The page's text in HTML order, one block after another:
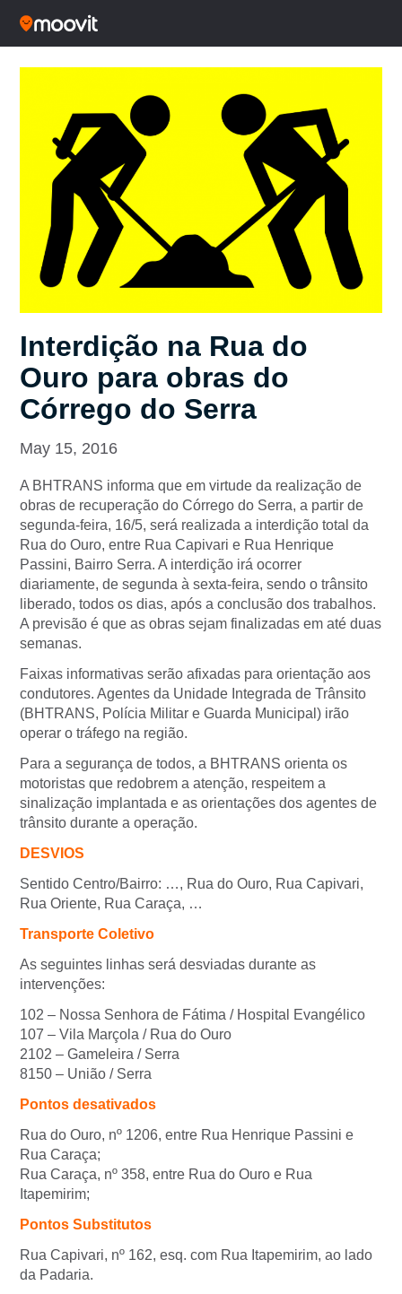
Interdição na Rua do
Ouro para obras do
Córrego do Serra
May 15, 2016
A BHTRANS informa que em virtude da realização de
obras de recuperação do Córrego do Serra, a partir de
segunda-feira, 16/5, será realizada a interdição total da
Rua do Ouro, entre Rua Capivari e Rua Henrique
Passini, Bairro Serra. A interdição irá ocorrer
diariamente, de segunda à sexta-feira, sendo o trânsito
liberado, todos os dias, após a conclusão dos trabalhos.
A previsão é que as obras sejam finalizadas em até duas
semanas.
Faixas informativas serão afixadas para orientação aos
condutores. Agentes da Unidade Integrada de Trânsito
(BHTRANS, Polícia Militar e Guarda Municipal) irão
operar o tráfego na região.
Para a segurança de todos, a BHTRANS orienta os
motoristas que redobrem a atenção, respeitem a
sinalização implantada e as orientações dos agentes de
trânsito durante a operação.
DESVIOS
Sentido Centro/Bairro: …, Rua do Ouro, Rua Capivari,
Rua Oriente, Rua Caraça, …
Transporte Coletivo
As seguintes linhas será desviadas durante as
intervenções:
102 – Nossa Senhora de Fátima / Hospital Evangélico
107 – Vila Marçola / Rua do Ouro
2102 – Gameleira / Serra
8150 – União / Serra
Pontos desativados
Rua do Ouro, nº 1206, entre Rua Henrique Passini e
Rua Caraça;
Rua Caraça, nº 358, entre Rua do Ouro e Rua
Itapemirim;
Pontos Substitutos
Rua Capivari, nº 162, esq. com Rua Itapemirim, ao lado
da Padaria.